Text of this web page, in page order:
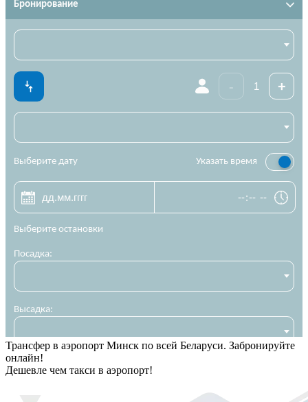
Трансфер в аэропорт Минск по всей Беларуси. Забронируйте
онлайн!
Дешевле чем такси в аэропорт!